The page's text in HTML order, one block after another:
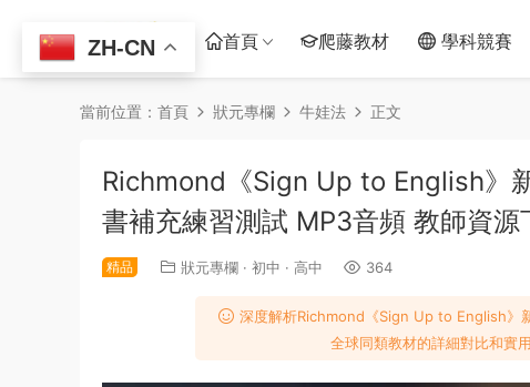
首頁 爬藤教材 學科競賽
當前位置： 首頁 狀元專欄 牛娃法 正文
Richmond《Sign Up to English》
書補充練習測試 MP3音頻 教師資源
精品 狀元專欄 · 初中 · 高中 364
深度解析Richmond《Sign Up to English》
全球同類教材的詳細對比和實
ZH-CN